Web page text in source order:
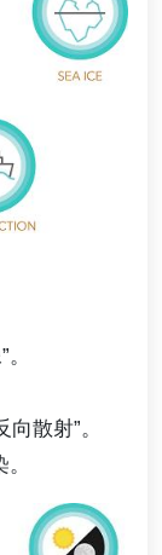
散射”。